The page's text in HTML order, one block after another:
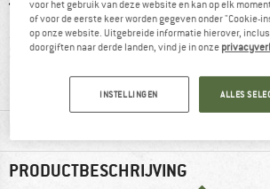
Klanten zeggen:
winddicht
PRODUCTBESCHRIJVING
voor het gebruik van deze website en kan op elk
of voor de eerste keer worden gegeven onder "Cookie-
op onze website. Uitgebreide informatie hierover,
doorgiften naar derde landen, vind je in onze
INSTELLINGEN ALLES